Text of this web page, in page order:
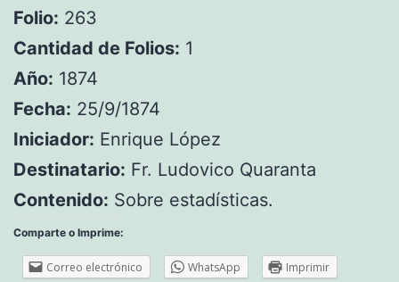
Folio: 263
Cantidad de Folios: 1
Año: 1874
Fecha: 25/9/1874
Iniciador: Enrique López
Destinatario: Fr. Ludovico Quaranta
Contenido: Sobre estadísticas.
Comparte o Imprime:
Correo electrónico WhatsApp Imprimir